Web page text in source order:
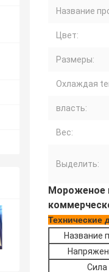
Название
Цвет:
Размеры:
Охлаждая
власть:
Вес:
Выделить:
Мороженое
Технические
Название
Сила